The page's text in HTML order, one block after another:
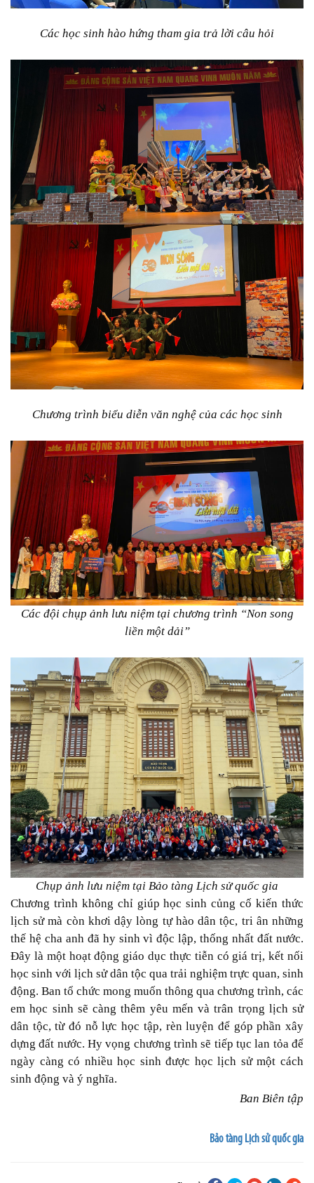
Các học sinh hào hứng tham gia trả lời câu hỏi
Chương trình biểu diễn văn nghệ của các học sinh
Các đội chụp ảnh lưu niệm tại chương trình “Non song
liền một dải”
Chụp ảnh lưu niệm tại Bảo tàng Lịch sử quốc gia
Chương trình không chỉ giúp học sinh củng cố kiến thức
lịch sử mà còn khơi dậy lòng tự hào dân tộc, tri ân những
thế hệ cha anh đã hy sinh vì độc lập, thống nhất đất nước.
Đây là một hoạt động giáo dục thực tiễn có giá trị, kết nối
học sinh với lịch sử dân tộc qua trải nghiệm trực quan, sinh
động. Ban tổ chức mong muốn thông qua chương trình, các
em học sinh sẽ càng thêm yêu mến và trân trọng lịch sử
dân tộc, từ đó nỗ lực học tập, rèn luyện để góp phần xây
dựng đất nước. Hy vọng chương trình sẽ tiếp tục lan tỏa để
ngày càng có nhiều học sinh được học lịch sử một cách
sinh động và ý nghĩa.
Ban Biên tập
Bảo tàng Lịch sử quốc gia